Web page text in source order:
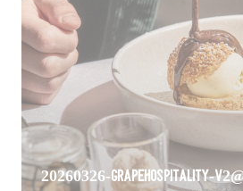
20260326-GrapeHospitality-